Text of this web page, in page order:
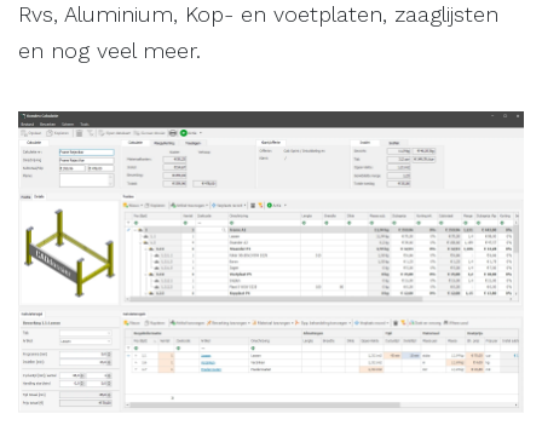
Rvs, Aluminium, Kop- en voetplaten, zaaglijsten
en nog veel meer.